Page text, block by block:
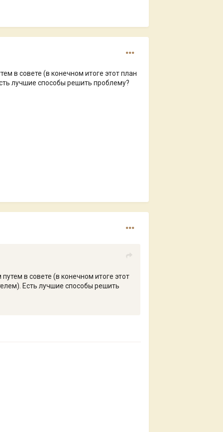
в совете (в конечном итоге этот план
лучшие способы решить проблему?
в совете (в конечном итоге этот
Есть лучшие способы решить